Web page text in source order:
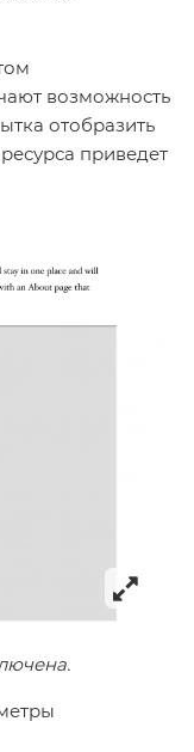
возможность
отобразить
приведет